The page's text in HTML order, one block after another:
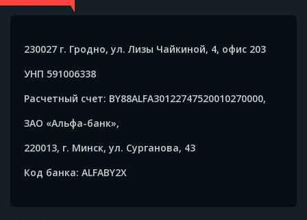
230027 г. Гродно, ул. Лизы Чайкиной, 4, офис 203
УНП 591006338
Расчетный счет: BY88ALFA30122747520010270000,
ЗАО «Альфа-банк»,
220013, г. Минск, ул. Сурганова, 43
Код банка: ALFABY2X